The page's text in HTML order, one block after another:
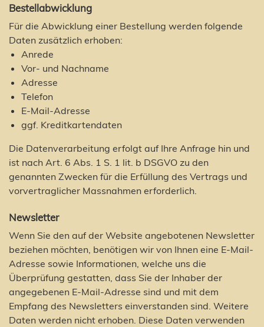
Bestellabwicklung
Für die Abwicklung einer Bestellung werden folgende
Daten zusätzlich erhoben:
Anrede
Vor- und Nachname
Adresse
Telefon
E-Mail-Adresse
ggf. Kreditkartendaten
Die Datenverarbeitung erfolgt auf Ihre Anfrage hin und
ist nach Art. 6 Abs. 1 S. 1 lit. b DSGVO zu den
genannten Zwecken für die Erfüllung des Vertrags und
vorvertraglicher Massnahmen erforderlich.
Newsletter
Wenn Sie den auf der Website angebotenen Newsletter
beziehen möchten, benötigen wir von Ihnen eine E-Mail-
Adresse sowie Informationen, welche uns die
Überprüfung gestatten, dass Sie der Inhaber der
angegebenen E-Mail-Adresse sind und mit dem
Empfang des Newsletters einverstanden sind. Weitere
Daten werden nicht erhoben. Diese Daten verwenden